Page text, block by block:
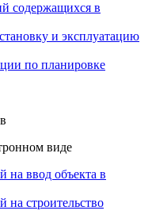
содержащихся в
и эксплуатацию
по планировке
виде
на ввод объекта в
на строительство